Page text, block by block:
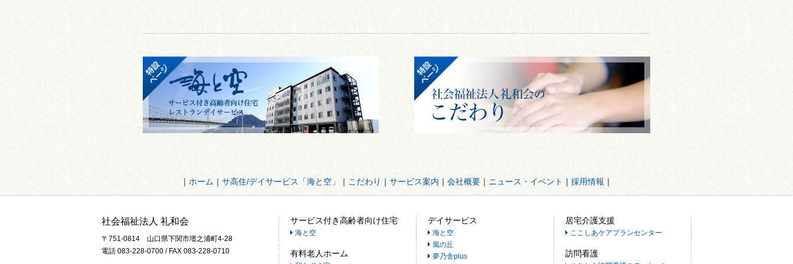
｜ ホーム ｜ サ高住/デイサービス「海と空」 ｜ こだわり ｜ サービス案内 ｜ 会社概要 ｜ ニュース・イベント ｜ 採用情報 ｜
社会福祉法人 礼和会
〒751-0814 山口県下関市壇之浦町4-28
電話 083-228-0700 / FAX 083-228-0710
サービス付き高齢者向け住宅
海と空
有料老人ホーム
デイサービス
海と空
風の丘
夢乃舎plus
居宅介護支援
ここしあケアプランセンター
訪問看護